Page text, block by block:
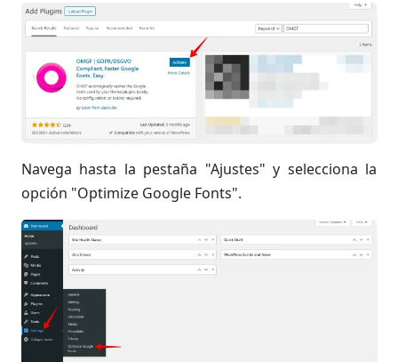
Navega hasta la pestaña "Ajustes" y selecciona la
opción "Optimize Google Fonts".